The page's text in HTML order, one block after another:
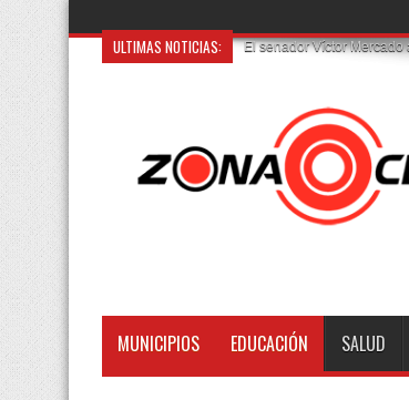
MUNICIPIOS EDUCACIÓN SALUD